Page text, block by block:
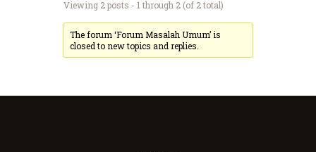
Viewing 2 posts - 1 through 2 (of 2 total)
The forum ‘Forum Masalah Umum’ is
closed to new topics and replies.